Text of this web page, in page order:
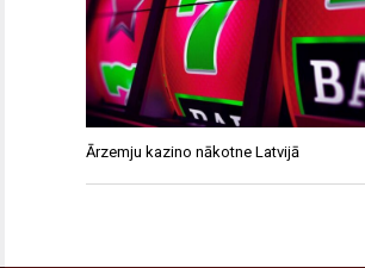
Ārzemju kazino nākotne Latvijā